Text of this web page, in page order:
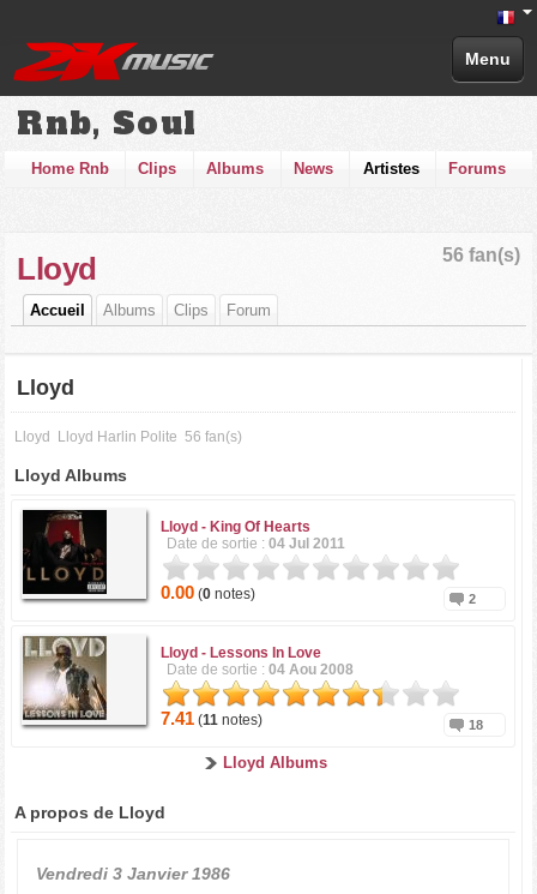
Menu
Rnb, Soul
Home Rnb Clips Albums News Artistes Forums
56 fan(s)
Lloyd
Accueil Albums Clips Forum
Lloyd
Lloyd Lloyd Harlin Polite 56 fan(s)
Lloyd Albums
Lloyd - King Of Hearts
Date de sortie :04 Jul 2011
0.00 (0 notes) 2
Lloyd - Lessons In Love
Date de sortie :04 Aou 2008
7.41 (11 notes) 18
Lloyd Albums
A propos de Lloyd
Vendredi 3 Janvier 1986